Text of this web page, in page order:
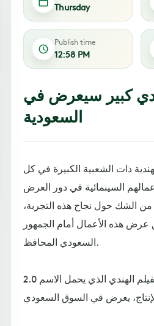
Thursday
Publish time
12:58 PM
كبير سيعرض في
السعودية
ذات الشعبية الكبيرة في كل
السينمائية في دور العرض
من الشك حول نجاح هذه التجربة،
عرض هذه الأعمال أمام الجمهور
السعودي المحافظ.
فمن المقرر أن يكون الفيلم الهندي الذي يحمل الاسم 2.0